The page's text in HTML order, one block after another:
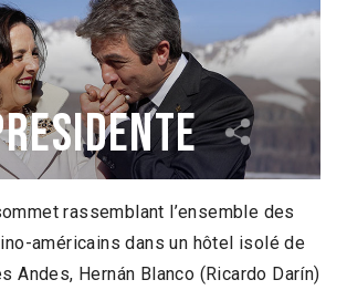
Argentine 2017
1h54
femmes de cinéma du Chili
rassemblant l’ensemble des
américains dans un hôtel isolé de
Andes, Hernán Blanco (Ricardo Darín)